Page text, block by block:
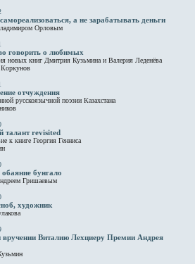
а не зарабатывать деньги
Орловым
говорить о любимых
новых книг Дмитрия Кузьмина и Валерия Леденёва
отчуждения
русскоязычной поэзии Казахстана
талант revisited
к книге Георгия Генниса
бунгало
Гришаевым
художник
вручении Виталию Лехциеру Премии Андрея